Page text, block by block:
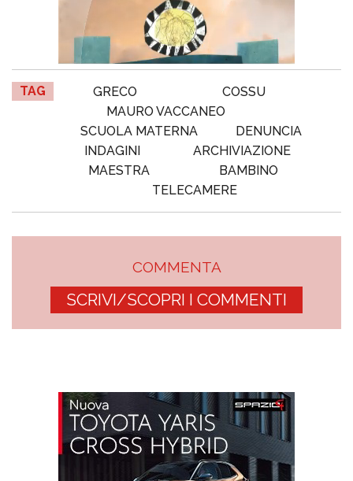
TAG GRECO
COSSU
MAURO VACCANEO
SCUOLA MATERNA
DENUNCIA
INDAGINI
ARCHIVIAZIONE
MAESTRA
BAMBINO
TELECAMERE
COMMENTA
SCRIVI/SCOPRI I COMMENTI